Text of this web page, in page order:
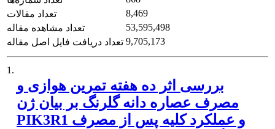
تعداد مقالات
8,469
تعداد مشاهده مقاله
53,595,498
تعداد دریافت فایل اصل مقاله 9,705,173
1.
بررسی اثر ده هفته تمرین هوازی و
مصرف عصاره دانه گلرنگ بر بیان ژن
PIK3R1 و عملکرد کلیه پس از مصرف